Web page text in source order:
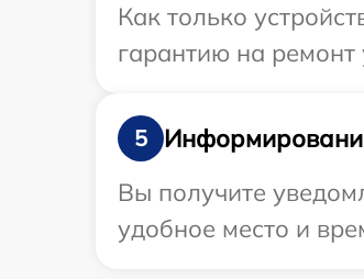
Как только
гарантию на ремонт
5
Вы получите
удобное место и